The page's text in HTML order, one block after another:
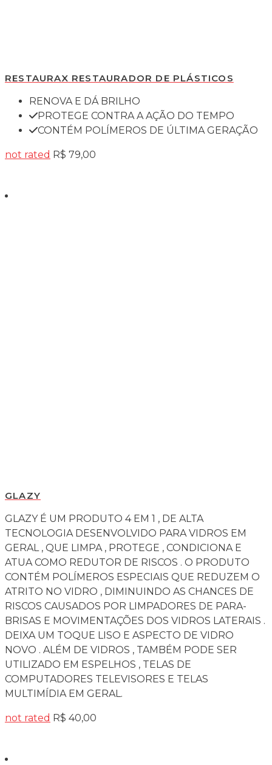
RESTAURAX RESTAURADOR DE PLÁSTICOS
RENOVA E DÁ BRILHO
PROTEGE CONTRA A AÇÃO DO TEMPO
CONTÉM POLÍMEROS DE ÚLTIMA GERAÇÃO
not rated R$ 79,00
GLAZY
GLAZY É UM PRODUTO 4 EM 1 , DE ALTA
TECNOLOGIA DESENVOLVIDO PARA VIDROS EM
GERAL , QUE LIMPA , PROTEGE , CONDICIONA E
ATUA COMO REDUTOR DE RISCOS . O PRODUTO
CONTÉM POLÍMEROS ESPECIAIS QUE REDUZEM O
ATRITO NO VIDRO , DIMINUINDO AS CHANCES DE
RISCOS CAUSADOS POR LIMPADORES DE PARA-
BRISAS E MOVIMENTAÇÕES DOS VIDROS LATERAIS .
DEIXA UM TOQUE LISO E ASPECTO DE VIDRO
NOVO . ALÉM DE VIDROS , TAMBÉM PODE SER
UTILIZADO EM ESPELHOS , TELAS DE
COMPUTADORES TELEVISORES E TELAS
MULTIMÍDIA EM GERAL.
not rated R$ 40,00